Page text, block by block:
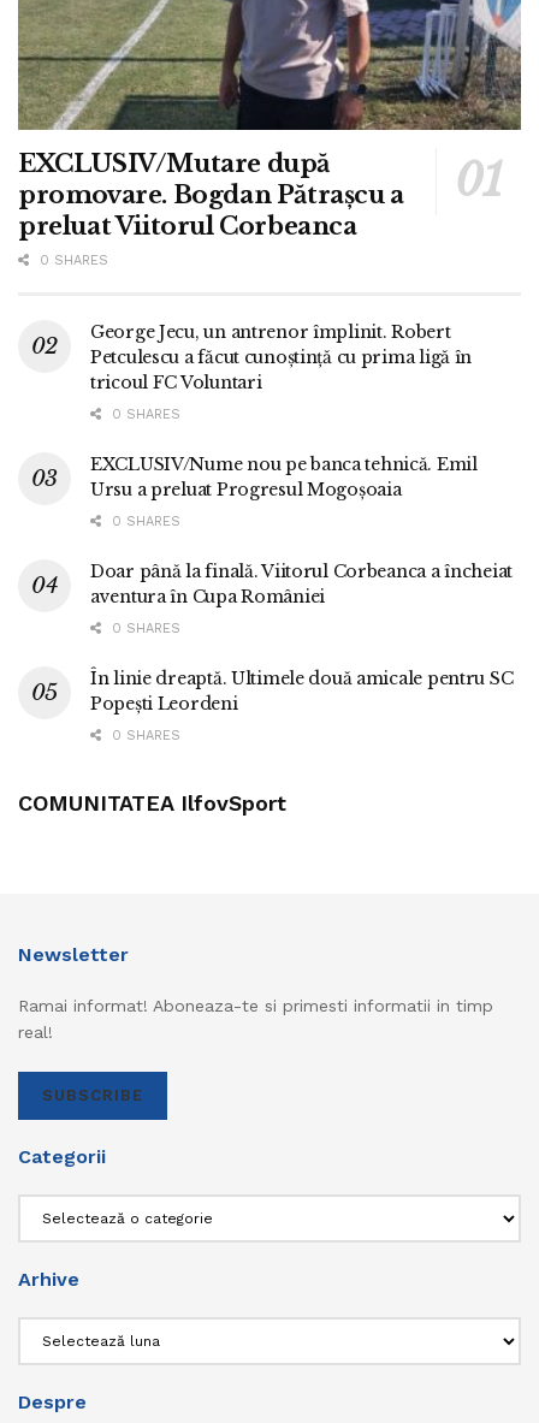
EXCLUSIV/Mutare după
promovare. Bogdan Pătrașcu a
preluat Viitorul Corbeanca
0 SHARES
George Jecu, un antrenor împlinit. Robert
Petculescu a făcut cunoștință cu prima ligă în
tricoul FC Voluntari
0 SHARES
EXCLUSIV/Nume nou pe banca tehnică. Emil
Ursu a preluat Progresul Mogoșoaia
0 SHARES
Doar până la finală. Viitorul Corbeanca a încheiat
aventura în Cupa României
0 SHARES
În linie dreaptă. Ultimele două amicale pentru SC
Popești Leordeni
0 SHARES
COMUNITATEA IlfovSport
Newsletter
Ramai informat! Aboneaza-te si primesti informatii in timp
real!
SUBSCRIBE
Categorii
Arhive
Despre